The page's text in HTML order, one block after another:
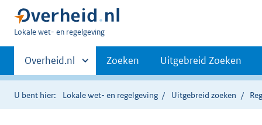
U
hier:
Lokale wet- en regelgeving
Primaire
navigatie
Andere
sites
binnen
Overheid.nl Zoeken Uitgebreid Zoeken
U bent hier: Lokale wet- en regelgeving Uitgebreid zoeken